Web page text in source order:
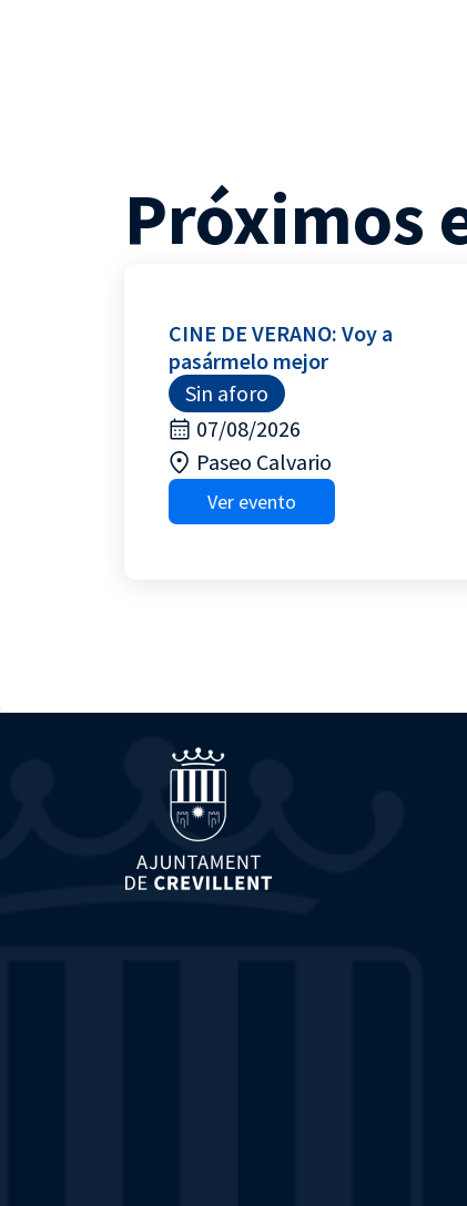
Próximos
CINE DE VERANO: Voy a
pasármelo mejor
Sin aforo
07/08/2026
Paseo Calvario
Ver evento